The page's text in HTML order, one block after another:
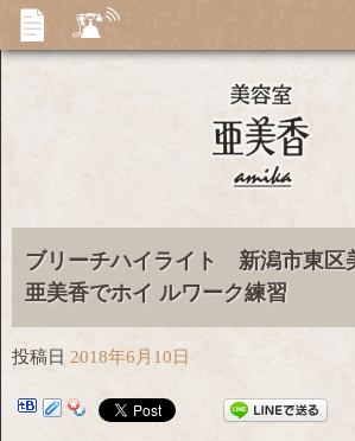
ブリーチハイライト 新潟市東
亜美香でホイ ルワーク練習
投稿日 2018年6月10日